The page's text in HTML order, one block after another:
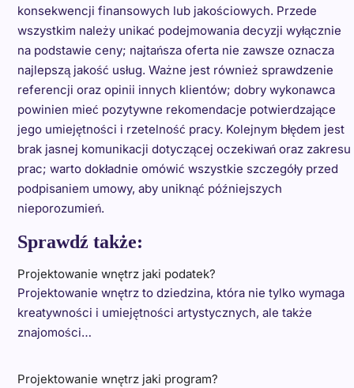
konsekwencji finansowych lub jakościowych. Przede
wszystkim należy unikać podejmowania decyzji wyłącznie
na podstawie ceny; najtańsza oferta nie zawsze oznacza
najlepszą jakość usług. Ważne jest również sprawdzenie
referencji oraz opinii innych klientów; dobry wykonawca
powinien mieć pozytywne rekomendacje potwierdzające
jego umiejętności i rzetelność pracy. Kolejnym błędem jest
brak jasnej komunikacji dotyczącej oczekiwań oraz zakresu
prac; warto dokładnie omówić wszystkie szczegóły przed
podpisaniem umowy, aby uniknąć późniejszych
nieporozumień.
Sprawdź także:
Projektowanie wnętrz jaki podatek?
Projektowanie wnętrz to dziedzina, która nie tylko wymaga
kreatywności i umiejętności artystycznych, ale także
znajomości…
Projektowanie wnętrz jaki program?